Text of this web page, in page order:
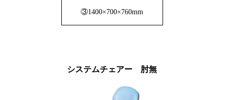
③1400×700×760mm
システムチェアー 肘無